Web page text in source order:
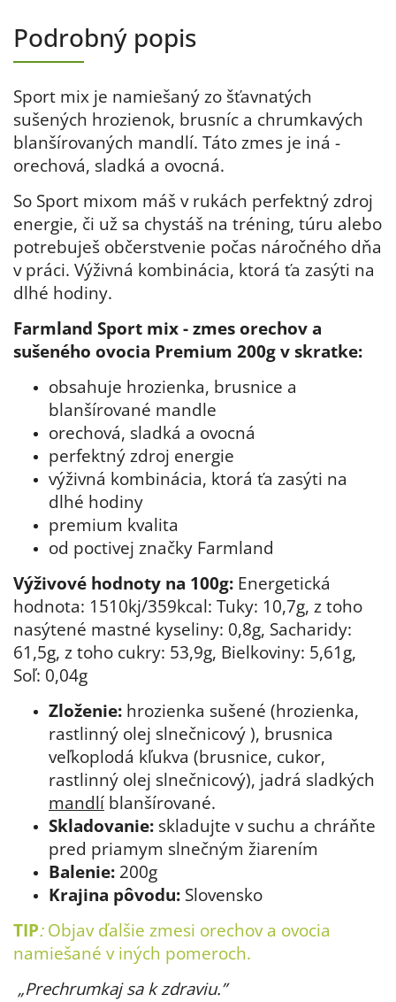
Podrobný popis
Sport mix je namiešaný zo šťavnatých
sušených hrozienok, brusníc a chrumkavých
blanšírovaných mandlí. Táto zmes je iná -
orechová, sladká a ovocná.
So Sport mixom máš v rukách perfektný zdroj
energie, či už sa chystáš na tréning, túru alebo
potrebuješ občerstvenie počas náročného dňa
v práci. Výživná kombinácia, ktorá ťa zasýti na
dlhé hodiny.
Farmland Sport mix - zmes orechov a
sušeného ovocia Premium 200g v skratke:
obsahuje hrozienka, brusnice a
blanšírované mandle
orechová, sladká a ovocná
perfektný zdroj energie
výživná kombinácia, ktorá ťa zasýti na
dlhé hodiny
premium kvalita
od poctivej značky Farmland
Výživové hodnoty na 100g: Energetická
hodnota: 1510kj/359kcal: Tuky: 10,7g, z toho
nasýtené mastné kyseliny: 0,8g, Sacharidy:
61,5g, z toho cukry: 53,9g, Bielkoviny: 5,61g,
Soľ: 0,04g
Zloženie: hrozienka sušené (hrozienka,
rastlinný olej slnečnicový ), brusnica
veľkoplodá kľukva (brusnice, cukor,
rastlinný olej slnečnicový), jadrá sladkých
mandlí blanšírované.
Skladovanie: skladujte v suchu a chráňte
pred priamym slnečným žiarením
Balenie: 200g
Krajina pôvodu: Slovensko
TIP: Objav ďalšie zmesi orechov a ovocia
namiešané v iných pomeroch.
„Prechrumkaj sa k zdraviu.”